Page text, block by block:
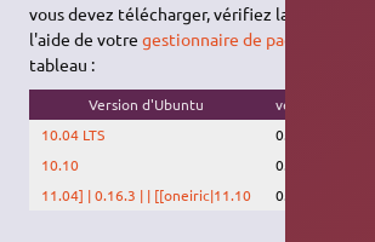
vous devez télécharger, vérifiez la version du
l'aide de votregestionnaire de paquets
tableau :
Version d'Ubuntu
version gnome-
10.04 LTS
0.16.1
10.10
0.16.1
11.04] | 0.16.3 | | [[oneiric|11.10
0.16.3